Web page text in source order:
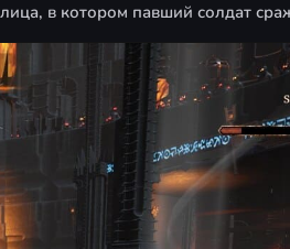
в котором павший солдат